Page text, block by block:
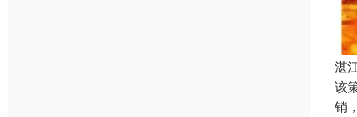
湛
该
销